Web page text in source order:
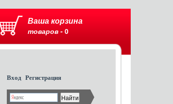
Ваша корзина
товаров - 0
Вход Регистрация